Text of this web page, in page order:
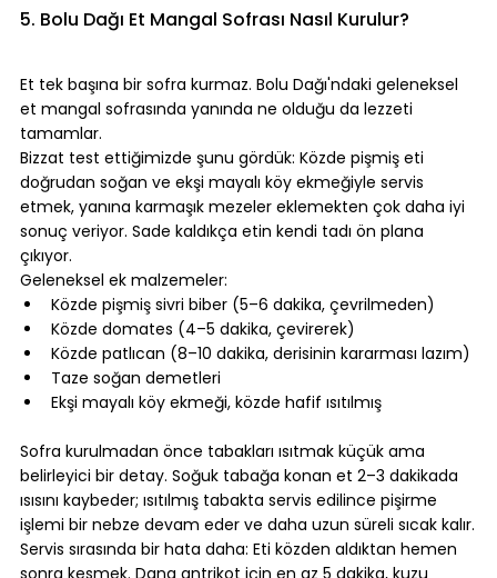
5. Bolu Dağı Et Mangal Sofrası Nasıl Kurulur?
Et tek başına bir sofra kurmaz. Bolu Dağı'ndaki geleneksel
et mangal sofrasında yanında ne olduğu da lezzeti
tamamlar.
Bizzat test ettiğimizde şunu gördük: Közde pişmiş eti
doğrudan soğan ve ekşi mayalı köy ekmeğiyle servis
etmek, yanına karmaşık mezeler eklemekten çok daha iyi
sonuç veriyor. Sade kaldıkça etin kendi tadı ön plana
çıkıyor.
Geleneksel ek malzemeler:
Közde pişmiş sivri biber (5–6 dakika, çevrilmeden)
Közde domates (4–5 dakika, çevirerek)
Közde patlıcan (8–10 dakika, derisinin kararması lazım)
Taze soğan demetleri
Ekşi mayalı köy ekmeği, közde hafif ısıtılmış
Sofra kurulmadan önce tabakları ısıtmak küçük ama
belirleyici bir detay. Soğuk tabağa konan et 2–3 dakikada
ısısını kaybeder; ısıtılmış tabakta servis edilince pişirme
işlemi bir nebze devam eder ve daha uzun süreli sıcak kalır.
Servis sırasında bir hata daha: Eti közden aldıktan hemen
sonra kesmek. Dana antrikot için en az 5 dakika, kuzu